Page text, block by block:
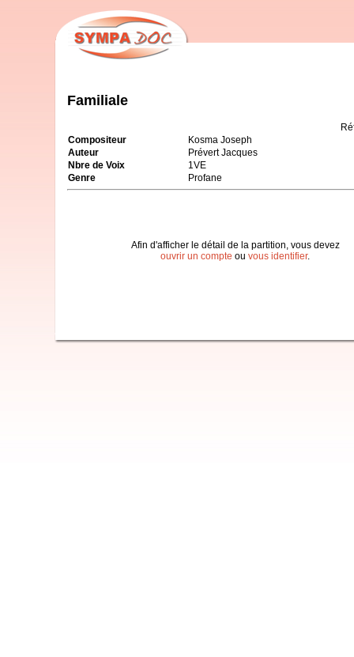
Familiale
Compositeur
Kosma Joseph
Auteur
Prévert Jacques
Nbre de Voix
1VE
Genre
Profane
Afin d'afficher le détail de la partition, vous devez
ouvrir un compte ou vous identifier.